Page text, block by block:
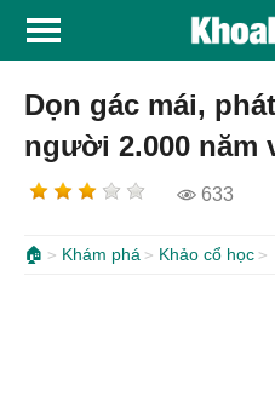
Dọn gác mái,
người 2.000 năm
633
🏠 Khám phá Khảo cổ học